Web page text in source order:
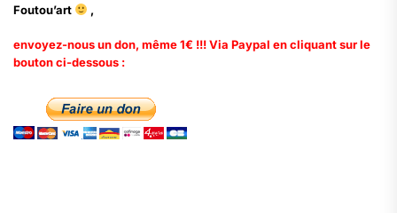
Foutou’art
,
envoyez-nous un don, même 1€ !!! Via Paypal en cliquant sur le
bouton ci-dessous :